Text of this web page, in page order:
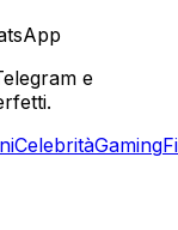
e
CelebritàGaming